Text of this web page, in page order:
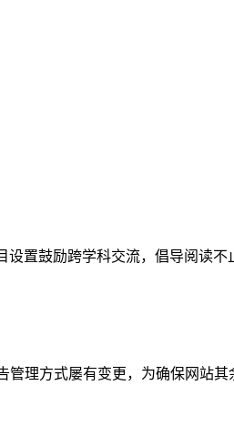
设置鼓励跨学科交流，倡导阅读
管理方式屡有变更，为确保网站